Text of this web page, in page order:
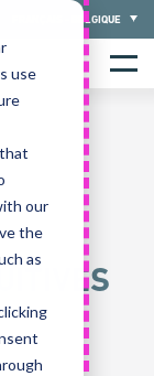
use
our
the
as
FRANÇAIS - BELGIQUE
Menu